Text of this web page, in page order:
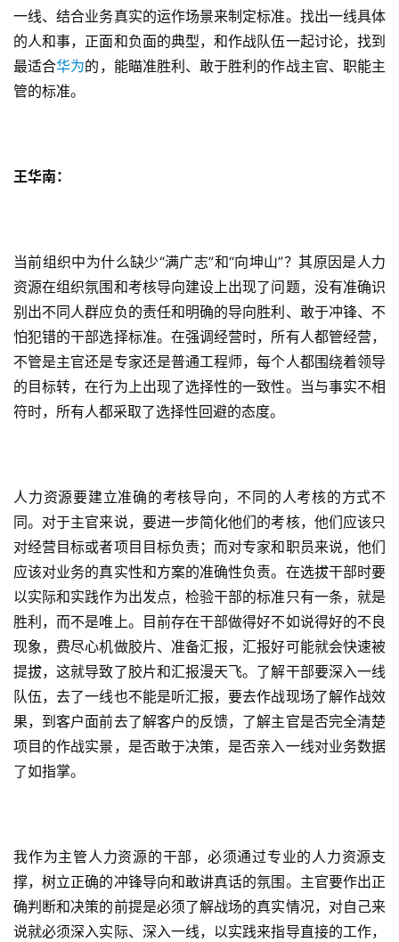
一线、结合业务真实的运作场景来制定标准。找出一线具体
的人和事，正面和负面的典型，和作战队伍一起讨论，找到
最适合华为的，能瞄准胜利、敢于胜利的作战主官、职能主
管的标准。
王华南：
当前组织中为什么缺少“满广志”和“向坤山”？其原因是人力
资源在组织氛围和考核导向建设上出现了问题，没有准确识
别出不同人群应负的责任和明确的导向胜利、敢于冲锋、不
怕犯错的干部选择标准。在强调经营时，所有人都管经营，
不管是主官还是专家还是普通工程师，每个人都围绕着领导
的目标转，在行为上出现了选择性的一致性。当与事实不相
符时，所有人都采取了选择性回避的态度。
人力资源要建立准确的考核导向，不同的人考核的方式不
同。对于主官来说，要进一步简化他们的考核，他们应该只
对经营目标或者项目目标负责；而对专家和职员来说，他们
应该对业务的真实性和方案的准确性负责。在选拔干部时要
以实际和实践作为出发点，检验干部的标准只有一条，就是
胜利，而不是唯上。目前存在干部做得好不如说得好的不良
现象，费尽心机做胶片、准备汇报，汇报好可能就会快速被
提拔，这就导致了胶片和汇报漫天飞。了解干部要深入一线
队伍，去了一线也不能是听汇报，要去作战现场了解作战效
果，到客户面前去了解客户的反馈，了解主官是否完全清楚
项目的作战实景，是否敢于决策，是否亲入一线对业务数据
了如指掌。
我作为主管人力资源的干部，必须通过专业的人力资源支
撑，树立正确的冲锋导向和敢讲真话的氛围。主官要作出正
确判断和决策的前提是必须了解战场的真实情况，对自己来
说就必须深入实际、深入一线，以实践来指导直接的工作，